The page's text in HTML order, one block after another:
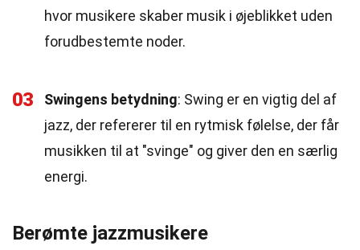
hvor musikere skaber musik i øjeblikket uden
forudbestemte noder.
03 Swingens betydning: Swing er en vigtig del af
jazz, der refererer til en rytmisk følelse, der får
musikken til at "svinge" og giver den en særlig
energi.
Berømte jazzmusikere